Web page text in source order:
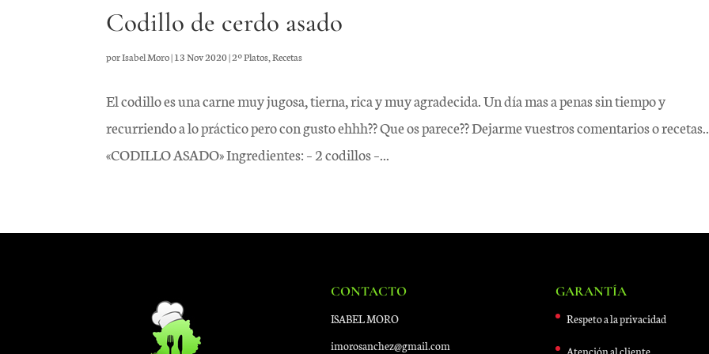
Codillo de cerdo asado
porIsabel Moro|13 Nov 2020|2º Platos ,Recetas
El codillo es una carne muy jugosa, tierna, rica y muy agradecida. Un día mas a penas sin tiempo y
recurriendo a lo práctico pero con gusto ehhh?? Que os parece?? Dejarme vuestros comentarios o
«CODILLO ASADO» Ingredientes: – 2 codillos –...
CONTACTO
ISABEL MORO
imorosanchez@gmail.com
GARANTÍA
Respeto a la privacidad